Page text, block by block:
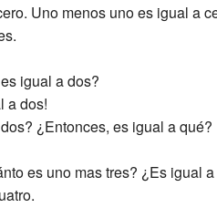
Uno menos uno es igual a
igual a dos?
a dos!
¿Entonces, es igual a qué?
es uno mas tres? ¿Es igual